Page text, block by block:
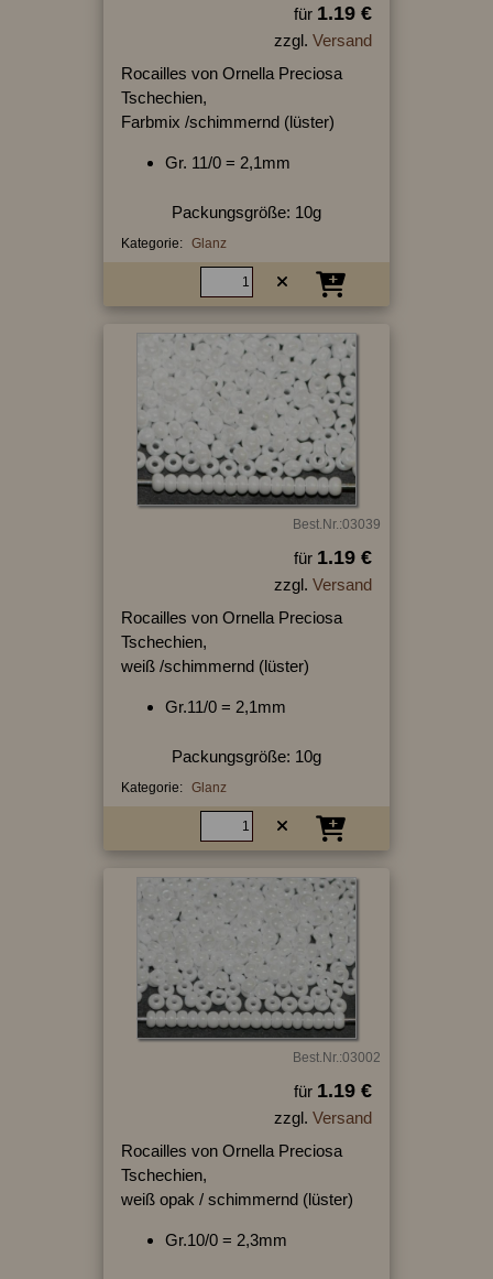
für 1.19 €
zzgl. Versand
Rocailles von Ornella Preciosa
Tschechien,
Farbmix /schimmernd (lüster)
Gr. 11/0 = 2,1mm
Packungsgröße: 10g
Kategorie: Glanz
Best.Nr.:03039
für 1.19 €
zzgl. Versand
Rocailles von Ornella Preciosa
Tschechien,
weiß /schimmernd (lüster)
Gr.11/0 = 2,1mm
Packungsgröße: 10g
Kategorie: Glanz
Best.Nr.:03002
für 1.19 €
zzgl. Versand
Rocailles von Ornella Preciosa
Tschechien,
weiß opak / schimmernd (lüster)
Gr.10/0 = 2,3mm